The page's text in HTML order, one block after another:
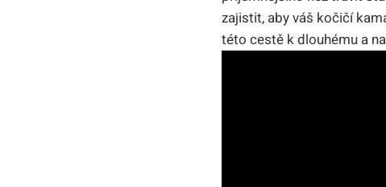
zajistit, aby váš kočičí
této cestě k dlouhému a